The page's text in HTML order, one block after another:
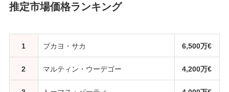
推定市場価格ランキング
1 ブカヨ・サカ 6,500万€
2 マルティン・ウーデゴー 4,200万€